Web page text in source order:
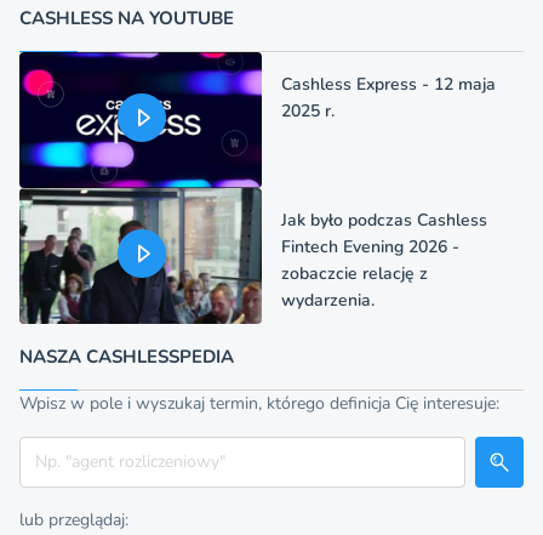
CASHLESS NA YOUTUBE
Cashless Express - 12 maja
2025 r.
Jak było podczas Cashless
Fintech Evening 2026 -
zobaczcie relację z
wydarzenia.
NASZA CASHLESSPEDIA
Wpisz w pole i wyszukaj termin, którego definicja Cię interesuje:
Szukaj
lub przeglądaj: